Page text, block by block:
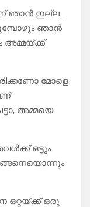
ഞാൻ ഇല്ല…
ഞാൻ
അമ്മയ്ക്ക്
മോളെ
അമ്മയെ
ഒട്ടും
ഒറ്റയ്ക്ക് ഒരു